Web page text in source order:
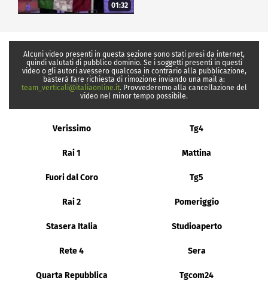
01:32
Alcuni video presenti in questa sezione sono stati presi da internet,
quindi valutati di pubblico dominio. Se i soggetti presenti in questi
video o gli autori avessero qualcosa in contrario alla pubblicazione,
basterà fare richiesta di rimozione inviando una mail a:
team_verticali@italiaonline.it. Provvederemo alla cancellazione del
video nel minor tempo possibile.
Verissimo Tg4
Rai 1 Mattina
Fuori dal Coro Tg5
Rai 2 Pomeriggio
Stasera Italia Studioaperto
Rete 4 Sera
Quarta Repubblica Tgcom24